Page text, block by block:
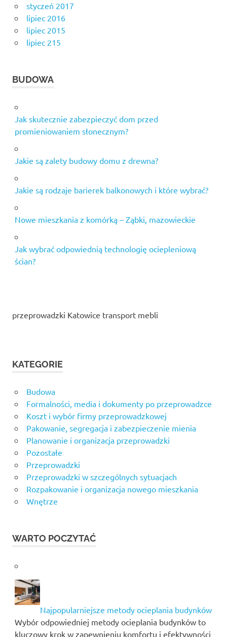
styczeń 2017
lipiec 2016
lipiec 2015
lipiec 215
BUDOWA
Jak skutecznie zabezpieczyć dom przed
promieniowaniem słonecznym?
Jakie są zalety budowy domu z drewna?
Jakie są rodzaje barierek balkonowych i które wybrać?
Nowe mieszkania z komórką – Ząbki, mazowieckie
Jak wybrać odpowiednią technologię ociepleniową
ścian?
przeprowadzki Katowice transport mebli
KATEGORIE
Budowa
Formalności, media i dokumenty po przeprowadzce
Koszt i wybór firmy przeprowadzkowej
Pakowanie, segregacja i zabezpieczenie mienia
Planowanie i organizacja przeprowadzki
Pozostałe
Przeprowadzki
Przeprowadzki w szczególnych sytuacjach
Rozpakowanie i organizacja nowego mieszkania
Wnętrze
WARTO POCZYTAĆ
Najpopularniejsze metody ocieplania budynków
Wybór odpowiedniej metody ocieplania budynków to
kluczowy krok w zapewnieniu komfortu i efektywności